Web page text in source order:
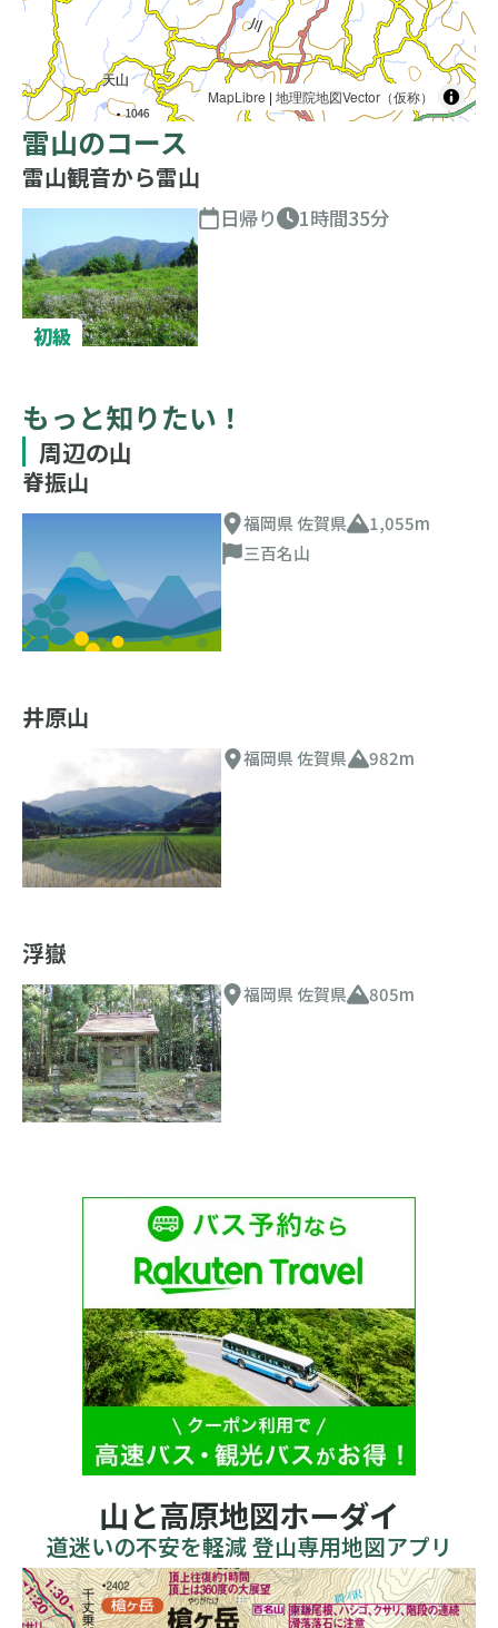
MapLibre |地理院地図Vector（仮称）
雷山のコース
雷山観音から雷山
初級
日帰り 1時間35分
もっと知りたい！
周辺の山
脊振山
福岡県 佐賀県
1,055m
三百名山
井原山
福岡県 佐賀県 982m
浮嶽
福岡県 佐賀県 805m
山と高原地図ホーダイ
道迷いの不安を軽減 登山専用地図アプリ